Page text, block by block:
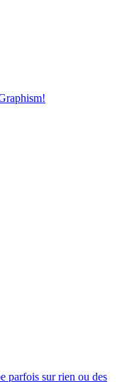
parfois sur rien ou des